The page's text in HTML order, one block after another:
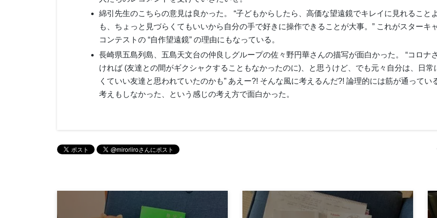
綿引先生のこちらの意見は良かった。 “子どもからしたら、高価な望遠鏡でキレイに見れること
も、ちょっと見づらくてもいいから自分の手で好きに操作できることが大事。” これがスターキ
コンテストの “自作望遠鏡” の理由にもなっている。
長崎県五島列島、五島天文台の仲良しグループの佐々野円華さんの描写が面白かった。 “コロナ
ければ (友達との間がギクシャクすることもなかったのに)、と思うけど、でも元々自分は、日常
くていい友達と思われていたのかも” あえー?! そんな風に考えるんだ?! 論理的には筋が通ってい
考えもしなかった、という感じの考え方で面白かった。